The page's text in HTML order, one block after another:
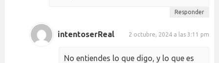
Responder
intentoserReal 2 octubre, 2024 a las 3:11 pm
No entiendes lo que digo, y lo que es